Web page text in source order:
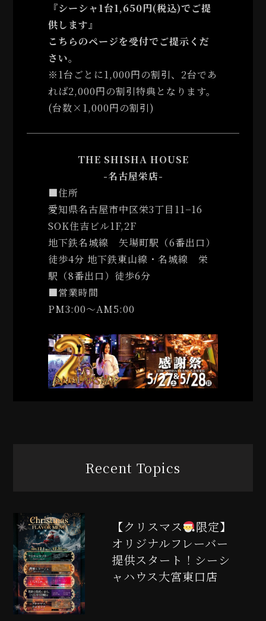
『シーシャ1台1,650円(税込)でご提
供します』
こちらのページを受付でご提示くだ
さい。
※1台ごとに1,000円の割引、2台であ
れば2,000円の割引特典となります。
(台数×1,000円の割引)
THE SHISHA HOUSE
-名古屋栄店-
■住所
愛知県名古屋市中区栄3丁目11−16
SOK住吉ビル1F,2F
地下鉄名城線 矢場町駅（6番出口）
徒歩4分 地下鉄東山線・名城線 栄
駅（8番出口）徒歩6分
■営業時間
PM3:00〜AM5:00
Recent Topics
【クリスマス
限定】
オリジナルフレーバー
提供スタート！シーシ
ャハウス大宮東口店